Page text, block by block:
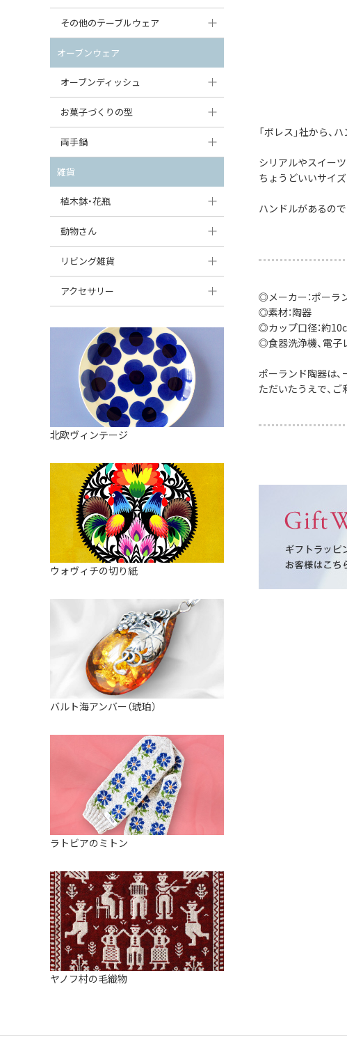
「ボレス」社から
シリアルやスイー
ちょうどいいサイズ
ハンドルがあるの
◎メーカー：ポーラ
◎素材：陶器
◎カップ口径：約
◎食器洗浄機、電子
ポーランド陶器は
ただいたうえで、ご
スープ皿
ダルマプレート
たまご型プレート
ハート型プレート
変形プレート
分割ディッシュ
すべて見る
丸鉢・どんぶり・ボウル
茶碗
オーバルボウル
ハートボウル
葉っぱ型ボウル
りんご型ボウル
いちご型ボウル
星型ボウル
スープカップ
そば猪口・フリーカップ
ココット
薬味入れ
ミキシングボウル
すべて見る
ガーリックポット
オニオンキャニスター
ガーリックキャニスター
チーズケース
バターディッシュ
六角形ポット
ボトル
すべて見る
スープチュリーン
角型カッティングボード
丸型カッティングボード
すべて見る
その他のテーブルウェア
調味料入れ
グレイヴィーボート
エッグカップ
ケーキスタンド
カトラリー
はしおき・カトラリーレスト
オーブンウェア
オーブンディッシュ
大型（24cm〜）
中型（18〜24cm）
スクエアオーブンディッシュ
オーバルオーブンディッシュ
すべて見る
お菓子づくりの型
パウンド型
マフィン型
すべて見る
両手鍋
チュリーン
キャセロール
すべて見る
雑貨
植木鉢・花瓶
植木鉢
花瓶
動物さん
フィギュア・置物
貯金箱
オーナメント
クリーマー
リビング雑貨
スツール
バス・洗面用品
家具小物
小物入れ
アロマポット
バスケット
装飾用タイル・プレート
ミニチュア
天使さま
カードスタンド
マグネット
すべて見る
アクセサリー
ペンダントトップ
すべて見る
北欧ヴィンテージ
ウォヴィチの切り紙
バルト海アンバー（琥珀）
ラトビアのミトン
ヤノフ村の毛織物